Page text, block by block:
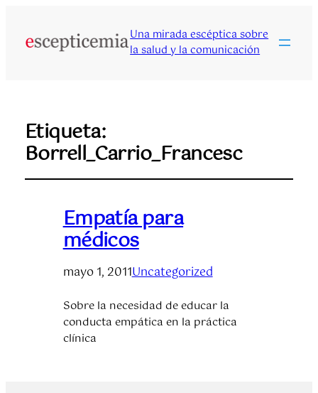
Una mirada escéptica sobre
la salud y la comunicación
Etiqueta:
Borrell_Carrio_Francesc
Empatía para
médicos
mayo 1, 2011Uncategorized
Sobre la necesidad de educar la
conducta empática en la práctica
clínica